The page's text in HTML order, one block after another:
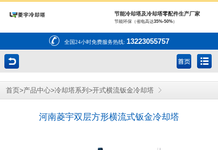
节能冷却塔及冷却塔零配件生产厂家
节能环保（省电高达35%-50%）
全国24小时免费服务热线: 13223055757
首页 >产品中心>冷却塔系列 >开式横流钣金冷却塔
河南菱宇双层方形横流式钣金冷却塔